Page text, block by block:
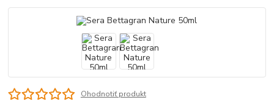
Ohodnotiť produkt